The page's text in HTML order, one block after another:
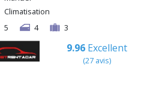
Climatisation
5
4 3
9.96 Excellent
(27 avis)